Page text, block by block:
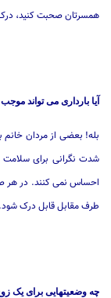
همسرتان صحبت کنید،
آیا بارداری می تواند
بله! بعضی از مردان خانم
شدت نگرانی برای سلامت
احساس نمی کنند. در هر
طرف مقابل قابل درک شود.
چه وضعیتهایی برای یک